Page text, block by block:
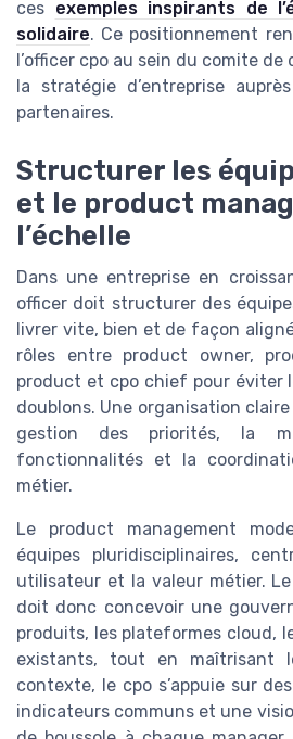
ces exemples inspirants de
solidaire. Ce positionnement
l’officer cpo au sein du comite
la stratégie d’entreprise
partenaires.
Structurer les
et le product
l’échelle
Dans une entreprise en
officer doit structurer des
livrer vite, bien et de façon
rôles entre product owner,
product et cpo chief pour éviter
doublons. Une organisation
gestion des priorités, la
fonctionnalités et la
métier.
Le product management
équipes pluridisciplinaires,
utilisateur et la valeur métier.
doit donc concevoir une
produits, les plateformes cloud,
existants, tout en maîtrisant
contexte, le cpo s’appuie sur
indicateurs communs et une